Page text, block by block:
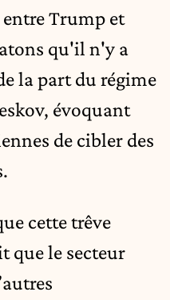
Trump et
qu'il n'y a
la part du régime
évoquant
de cibler des
cette trêve
que le secteur